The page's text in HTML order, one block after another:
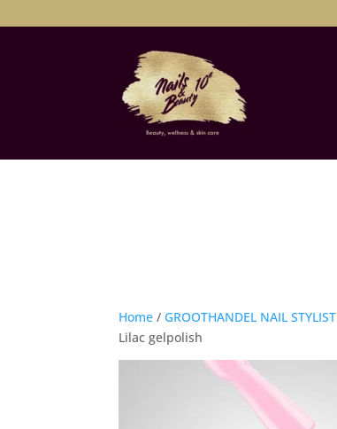
Home / GROOTHANDEL NAIL STYLIST
Lilac gelpolish